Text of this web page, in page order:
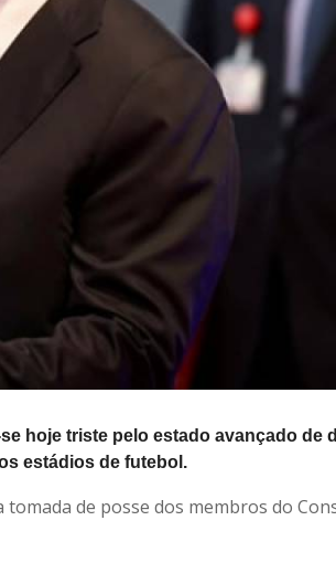
hoje triste pelo estado avançado de
estádios de futebol.
de posse dos membros do